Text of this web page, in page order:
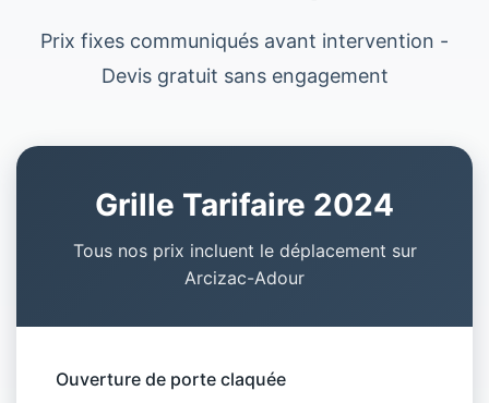
Prix fixes communiqués avant intervention -
Devis gratuit sans engagement
Grille Tarifaire 2024
Tous nos prix incluent le déplacement sur
Arcizac-Adour
Ouverture de porte claquée